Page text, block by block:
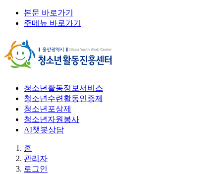
본문 바로가기
주메뉴 바로가기
청소년활동정보서비스
청소년수련활동인증제
청소년포상제
청소년자원봉사
AI챗봇상담
홈
관리자
로그인